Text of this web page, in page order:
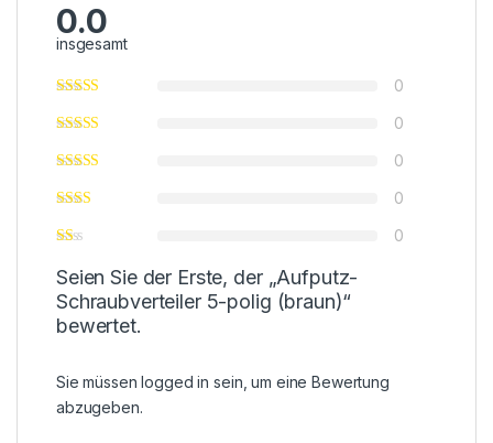
0.0
insgesamt
0
0
0
0
0
Seien Sie der Erste, der „Aufputz-
Schraubverteiler 5-polig (braun)“
bewertet.
Sie müssenlogged in sein, um eine Bewertung
abzugeben.